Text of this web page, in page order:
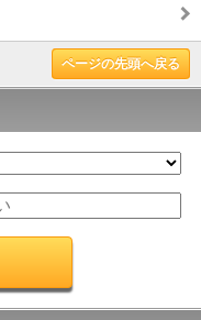
ページの先頭へ戻る